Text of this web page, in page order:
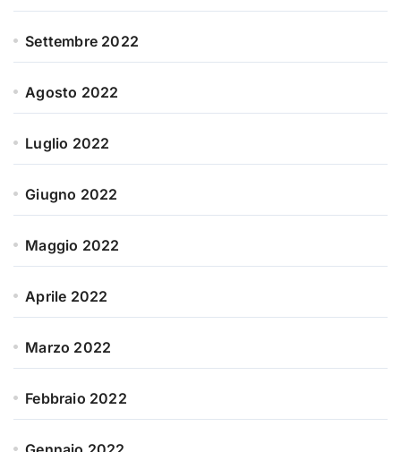
Settembre 2022
Agosto 2022
Luglio 2022
Giugno 2022
Maggio 2022
Aprile 2022
Marzo 2022
Febbraio 2022